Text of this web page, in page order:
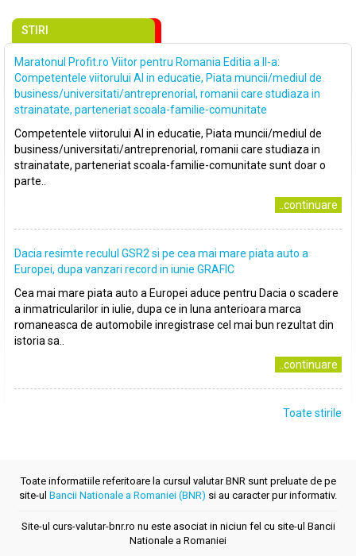
STIRI
Maratonul Profit.ro Viitor pentru Romania Editia a II-a:
Competentele viitorului AI in educatie, Piata muncii/mediul de
business/universitati/antreprenorial, romanii care studiaza in
strainatate, parteneriat scoala-familie-comunitate
Competentele viitorului AI in educatie, Piata muncii/mediul de
business/universitati/antreprenorial, romanii care studiaza in
strainatate, parteneriat scoala-familie-comunitate sunt doar o
parte..
..continuare
Dacia resimte reculul GSR2 si pe cea mai mare piata auto a
Europei, dupa vanzari record in iunie GRAFIC
Cea mai mare piata auto a Europei aduce pentru Dacia o scadere
a inmatricularilor in iulie, dupa ce in luna anterioara marca
romaneasca de automobile inregistrase cel mai bun rezultat din
istoria sa..
..continuare
Toate stirile
Toate informatiile referitoare la cursul valutar BNR sunt preluate de pe
site-ul Bancii Nationale a Romaniei (BNR) si au caracter pur informativ.
Site-ul curs-valutar-bnr.ro nu este asociat in niciun fel cu site-ul Bancii
Nationale a Romaniei